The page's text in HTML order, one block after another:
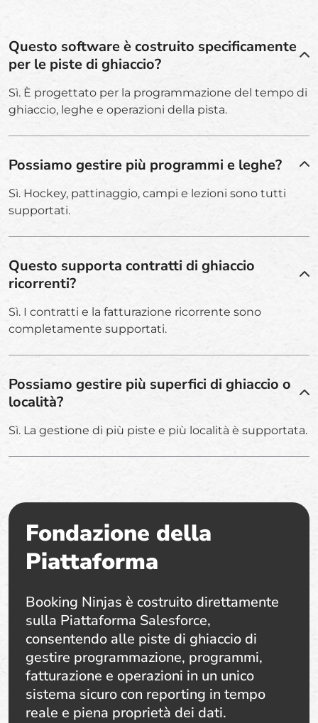
Questo software è costruito specificamente
per le piste di ghiaccio?
Sì. È progettato per la programmazione del tempo di
ghiaccio, leghe e operazioni della pista.
Possiamo gestire più programmi e leghe?
Sì. Hockey, pattinaggio, campi e lezioni sono tutti
supportati.
Questo supporta contratti di ghiaccio
ricorrenti?
Sì. I contratti e la fatturazione ricorrente sono
completamente supportati.
Possiamo gestire più superfici di ghiaccio o
località?
Sì. La gestione di più piste e più località è supportata.
Fondazione della
Piattaforma
Booking Ninjas è costruito direttamente
sulla Piattaforma Salesforce,
consentendo alle piste di ghiaccio di
gestire programmazione, programmi,
fatturazione e operazioni in un unico
sistema sicuro con reporting in tempo
reale e piena proprietà dei dati.